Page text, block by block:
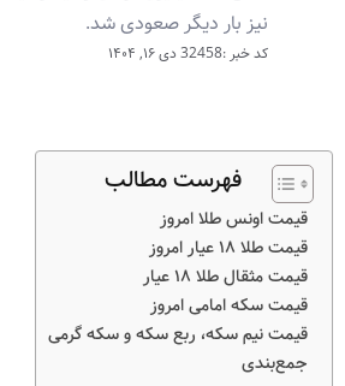
نیز بار دیگر صعودی شد.
کد خبر :32458 دی ۱۶, ۱۴۰۴
فهرست مطالب
قیمت اونس طلا امروز
قیمت طلا ۱۸ عیار امروز
قیمت مثقال طلا ۱۸ عیار
قیمت سکه امامی امروز
قیمت نیم سکه، ربع سکه و سکه گرمی
جمع‌بندی